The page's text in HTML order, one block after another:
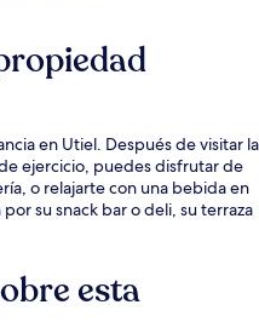
en Utiel. Después de visitar la
ejercicio, puedes disfrutar de
o relajarte con una bebida en
su snack bar o deli, su terraza
esta